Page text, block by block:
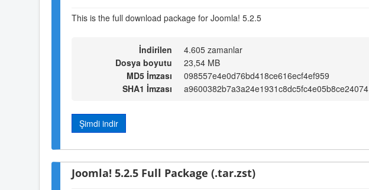
This is the full download package for Joomla! 5.2.5
İndirilen
4.605 zamanlar
Dosya boyutu
23,54 MB
MD5 İmzası
098557e4e0d76bd418ce616ecf4ef959
SHA1 İmzası
a9600382b7a3a24e1931c8dc5fc4e05b8ce24074
Şimdi indir
Joomla! 5.2.5 Full Package (.tar.zst)